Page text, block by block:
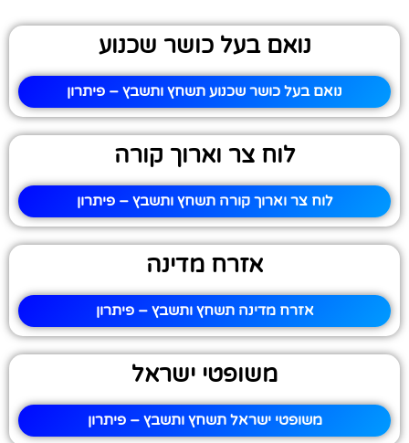
נואם בעל כושר שכנוע
נואם בעל כושר שכנוע תשחץ ותשבץ – פיתרון
לוח צר וארוך קורה
לוח צר וארוך קורה תשחץ ותשבץ – פיתרון
אזרח מדינה
אזרח מדינה תשחץ ותשבץ – פיתרון
משופטי ישראל
משופטי ישראל תשחץ ותשבץ – פיתרון